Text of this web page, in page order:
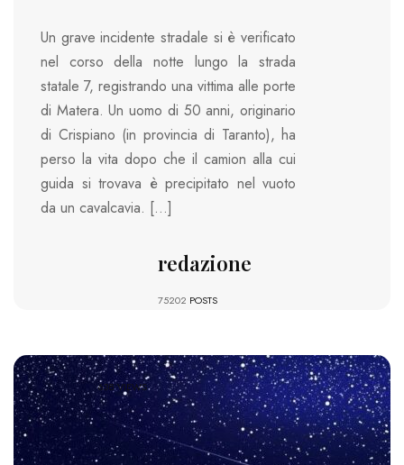
Un grave incidente stradale si è verificato
nel corso della notte lungo la strada
statale 7, registrando una vittima alle porte
di Matera. Un uomo di 50 anni, originario
di Crispiano (in provincia di Taranto), ha
perso la vita dopo che il camion alla cui
guida si trovava è precipitato nel vuoto
da un cavalcavia. […]
redazione
75202 POSTS
638 VIEWS